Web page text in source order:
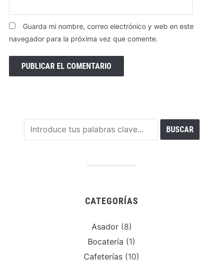
Guarda mi nombre, correo electrónico y web en este
navegador para la próxima vez que comente.
CATEGORÍAS
Asador(8)
Bocatería (1)
Cafeterías (10)